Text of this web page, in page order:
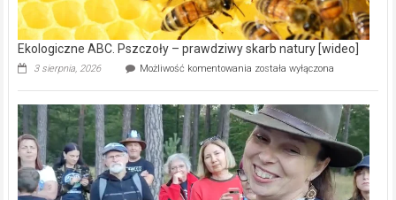
[wideo]
Ekologiczne ABC. Pszczoły – prawdziwy skarb natury [wideo]
3 sierpnia, 2026 Możliwość komentowania Ekologiczne
–
prawdziwy
skarb
natury
[wideo]
została wyłączona